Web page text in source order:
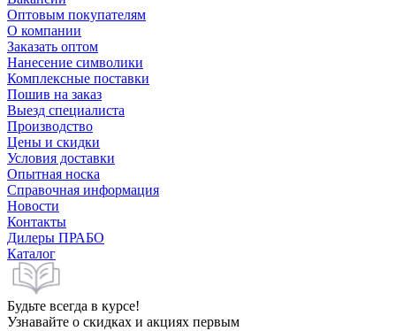
Оптовым покупателям
О компании
Заказать оптом
Нанесение символики
Комплексные поставки
Пошив на заказ
Выезд специалиста
Производство
Цены и скидки
Условия доставки
Опытная носка
Справочная информация
Новости
Контакты
Дилеры ПРАБО
Каталог
Будьте всегда в курсе!
Узнавайте о скидках и акциях первым